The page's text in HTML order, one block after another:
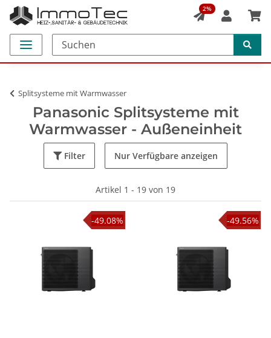
2%
Splitsysteme mit Warmwasser
Panasonic Splitsysteme mit
Warmwasser - Außeneinheit
Filter Nur Verfügbare anzeigen
Artikel 1 - 19 von 19
-49.08% -49.56%